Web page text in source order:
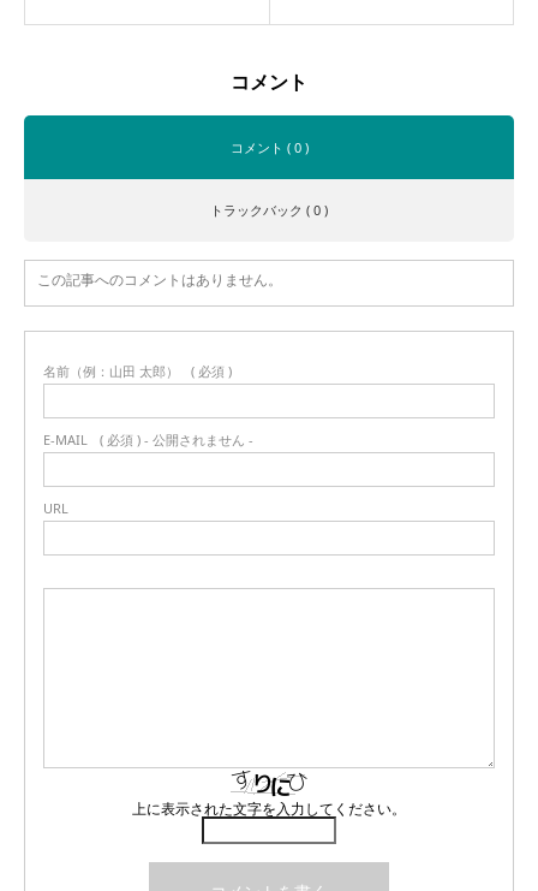
コメント
コメント ( 0 )
トラックバック ( 0 )
この記事へのコメントはありません。
名前（例：山田 太郎） ( 必須 )
E-MAIL ( 必須 ) - 公開されません -
URL
上に表示された文字を入力してください。